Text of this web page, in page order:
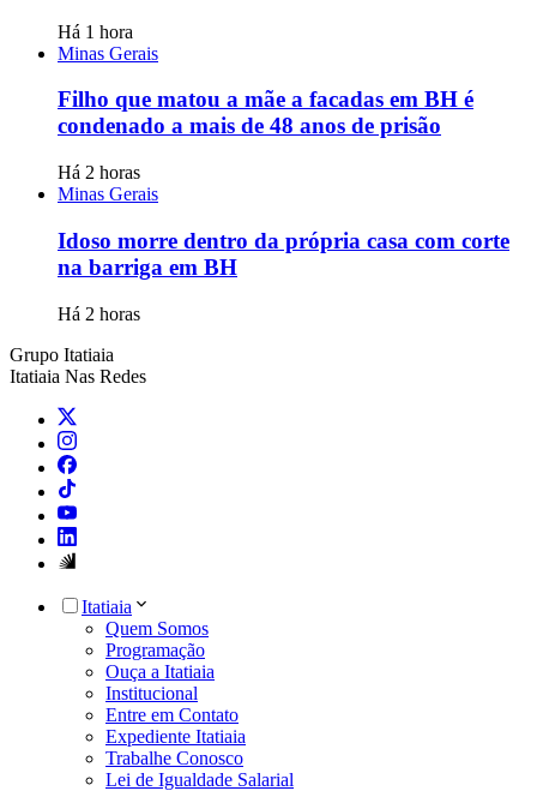
Há 1 hora
Minas Gerais
Filho que matou a mãe a facadas em BH é
condenado a mais de 48 anos de prisão
Há 2 horas
Minas Gerais
Idoso morre dentro da própria casa com corte
na barriga em BH
Há 2 horas
Grupo Itatiaia
Itatiaia Nas Redes
Itatiaia
Quem Somos
Programação
Ouça a Itatiaia
Institucional
Entre em Contato
Expediente Itatiaia
Trabalhe Conosco
Lei de Igualdade Salarial